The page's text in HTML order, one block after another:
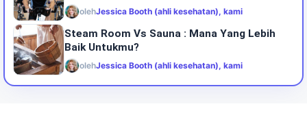
olehJessica Booth (ahli kesehatan), kami
Steam Room Vs Sauna : Mana Yang Lebih
Baik Untukmu?
olehJessica Booth (ahli kesehatan), kami